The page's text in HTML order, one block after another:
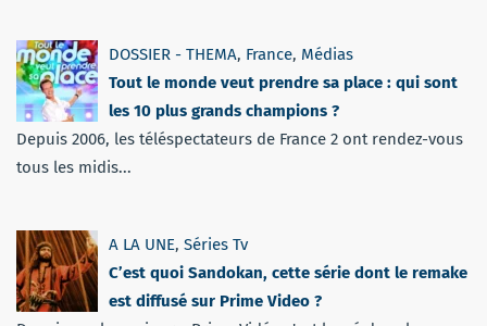
DOSSIER - THEMA, France, Médias
Tout le monde veut prendre sa place : qui sont
les 10 plus grands champions ?
Depuis 2006, les téléspectateurs de France 2 ont rendez-vous
tous les midis...
A LA UNE, Séries Tv
C’est quoi Sandokan, cette série dont le remake
est diffusé sur Prime Video ?